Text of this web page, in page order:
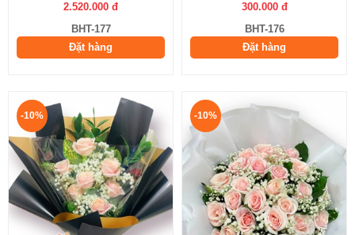
2.520.000 đ
BHT-177
Đặt hàng
300.000 đ
BHT-176
Đặt hàng
-10% -10%